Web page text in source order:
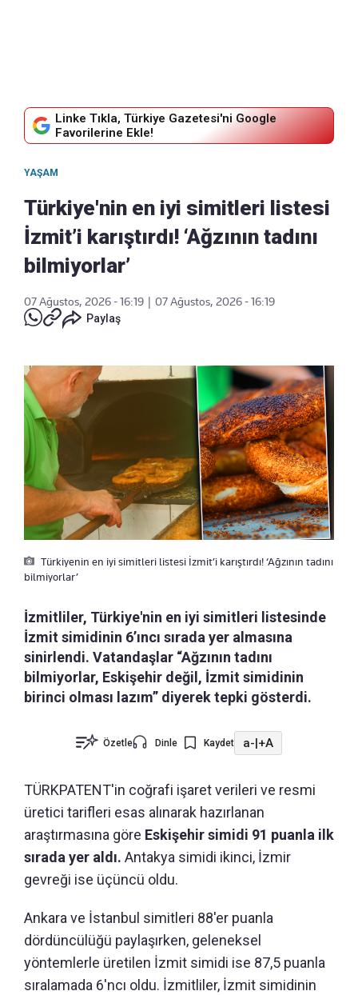
Linke Tıkla, Türkiye Gazetesi'ni Google
Favorilerine Ekle!
YAŞAM
Türkiye'nin en iyi simitleri listesi
İzmit’i karıştırdı! ‘Ağzının tadını
bilmiyorlar’
07 Ağustos, 2026 - 16:19
07 Ağustos, 2026 - 16:19
Paylaş
Türkiyenin en iyi simitleri listesi İzmit’i karıştırdı! ‘Ağzının tadını
bilmiyorlar’
İzmitliler, Türkiye'nin en iyi simitleri listesinde
İzmit simidinin 6’ıncı sırada yer almasına
sinirlendi. Vatandaşlar “Ağzının tadını
bilmiyorlar, Eskişehir değil, İzmit simidinin
birinci olması lazım” diyerek tepki gösterdi.
Özetle Dinle Kaydet a-|+A
TÜRKPATENT'in coğrafi işaret verileri ve resmi
üretici tarifleri esas alınarak hazırlanan
araştırmasına göre Eskişehir simidi 91 puanla ilk
sırada yer aldı. Antakya simidi ikinci, İzmir
gevreği ise üçüncü oldu.
Ankara ve İstanbul simitleri 88'er puanla
dördüncülüğü paylaşırken, geleneksel
yöntemlerle üretilen İzmit simidi ise 87,5 puanla
sıralamada 6'ncı oldu. İzmitliler, İzmit simidinin